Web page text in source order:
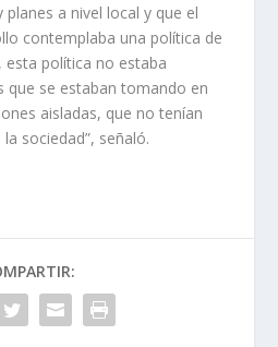
planes a nivel local y que el
contemplaba una política de
política no estaba
que se estaban to­mando en
aisladas, que no te­nían
sociedad”, señaló.